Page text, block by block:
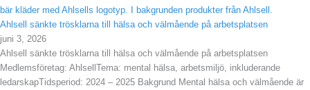
Ahlsell sänkte trösklarna till hälsa och välmående på arbetsplatsen
juni 3, 2026
Ahlsell sänkte trösklarna till hälsa och välmående på arbetsplatsen
Medlemsföretag: AhlsellTema: mental hälsa, arbetsmiljö, inkluderande
ledarskapTidsperiod: 2024 – 2025 Bakgrund Mental hälsa och välmående är